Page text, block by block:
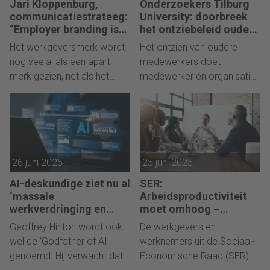
niveaus vorm te geven.
Coach en hoogleraar
gedragswetenschappen
Melody Wilding bespreekt in
Harvard Business Review de
verschuivingen die nodig zijn
voor de nieuwe rol.
Jari Kloppenburg,
communicatiestrateeg:
“Employer branding is
merkcommunicatie”
Het werkgeversmerk wordt
nog veelal als een apart
merk gezien, net als het
interne merk en het
consumentenmerk. Jari
Kloppenburg heeft niets met
dat 'silo-denken'.
Onderzoekers Tilburg
University: doorbreek
het ontziebeleid oudere
medewerkers
Het ontzien van oudere
medewerkers doet
medewerker én organisatie
meestal geen goed. De
betrokkenheid keldert. Veel
beter voor beide partijen is
het om in te zetten op
behoud en de specifieke
kwaliteiten van ouderen te
benutten, concluderen
onderzoekers van Tilburg
University.
26 juni 2025
AI-deskundige ziet nu al
‘massale
werkverdringing en
grootste bedreiging
voor welzijn’
Geoffrey Hinton wordt ook
wel de ‘Godfather of AI’
genoemd. Hij verwacht dat
25 juni 2025
SER:
Arbeidsproductiviteit
moet omhoog –
concurrentiepositie
Nederland in geding
De werkgevers en
werknemers uit de Sociaal-
Economische Raad (SER)